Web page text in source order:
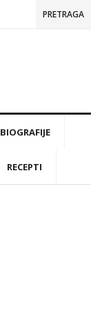
PRETRAGA
BIOGRAFIJE
RECEPTI